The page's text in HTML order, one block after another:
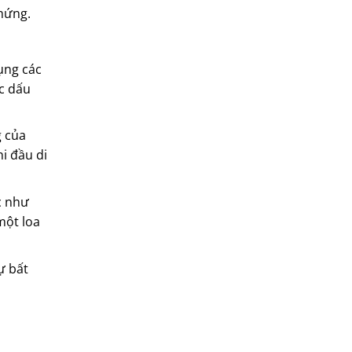
các
dấu
của
đầu di
như
loa
bất